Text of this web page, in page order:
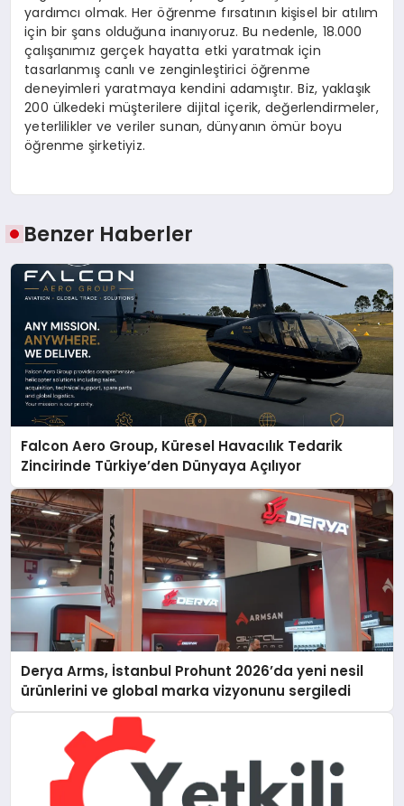
yardımcı olmak. Her öğrenme fırsatının kişisel bir atılım
için bir şans olduğuna inanıyoruz. Bu nedenle, 18.000
çalışanımız gerçek hayatta etki yaratmak için
tasarlanmış canlı ve zenginleştirici öğrenme
deneyimleri yaratmaya kendini adamıştır. Biz, yaklaşık
200 ülkedeki müşterilere dijital içerik, değerlendirmeler,
yeterlilikler ve veriler sunan, dünyanın ömür boyu
öğrenme şirketiyiz.
Benzer Haberler
Falcon Aero Group, Küresel Havacılık Tedarik
Zincirinde Türkiye’den Dünyaya Açılıyor
Derya Arms, İstanbul Prohunt 2026’da yeni nesil
ürünlerini ve global marka vizyonunu sergiledi